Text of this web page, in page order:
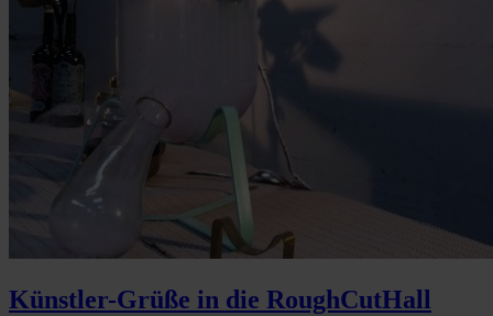
Künstler-Grüße in die RoughCutHall